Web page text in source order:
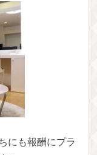
にも報酬にプラ